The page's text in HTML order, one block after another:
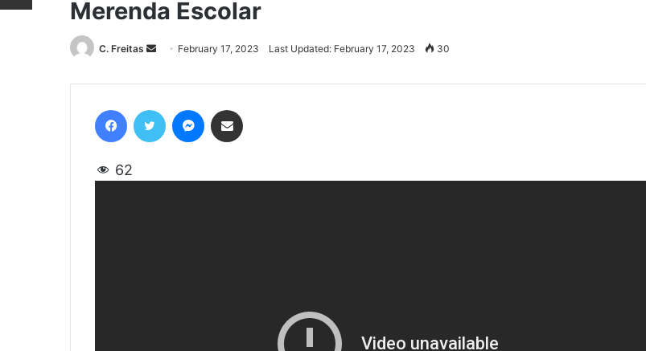
Merenda Escolar
C. Freitas
Send
email
February 17, 2023 Last Updated: February 17, 2023 30
62